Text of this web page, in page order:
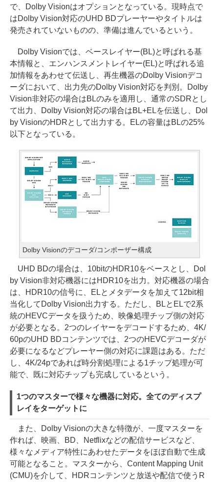
で、Dolby Visionはオプションとなっている。現時点で
はDolby Vision対応のUHD BDプレーヤーやタイトルは
発売されていないものの、準備は進んでいるという。
Dolby Visionでは、ベースレイヤー(BL)と呼ばれる基
本情報と、エンハンスメントレイヤー(EL)と呼ばれる追
加情報をあわせて伝送し、再生機器のDolby Visionデコ
ーダにおいて、出力先のDolby Vision対応を判別。Dolby
Vision非対応の場合はBLのみを適用し、通常のSDRとし
て出力、Dolby Vision対応の場合はBL+ELを伝送し、Dol
by VisionのHDRとして出力する。ELの容量はBLの25%
以下となっている。
Dolby Visionのデコーダ/コンポーザー構成
UHD BDの場合は、10bitのHDR10をベースとし、Dol
by Vision非対応機器にはHDR10を出力。対応機器の場合
は、HDR10の信号に、ELとメタデータを加えて12bit相
当化してDolby Vision出力する。ただし、BLとELで2系
統のHEVCデータを扱うため、映像処理チップ側の対応
が必要となる。2つのレイヤーをデコードするため、4K/
60pのUHD BDコンテンツでは、2つのHEVCデコーダが
必要になるなどプレーヤー側の対応に課題はある。ただ
し、4K/24pであれば時分割処理による1チップ処理が可
能で、既に対応チップも完成しているという。
1つのマスターで様々な機器に対応。全てのディスプ
レイをターゲットに
また、Dolby Visionの大きな特徴が、一度マスターを
作れば、映画、BD、Netflixなどの配信サービスなど、
様々なメディア特性にあわせたデータをほぼ自動で生成
可能となること。マスターから、Content Mapping Unit
(CMU)を介して、HDRコンテンツと放送や配信で使うR